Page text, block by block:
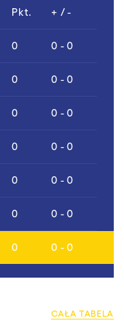
Pkt. + / -
0 0 - 0
0 0 - 0
0 0 - 0
0 0 - 0
0 0 - 0
0 0 - 0
0 0 - 0
CAŁA TABELA